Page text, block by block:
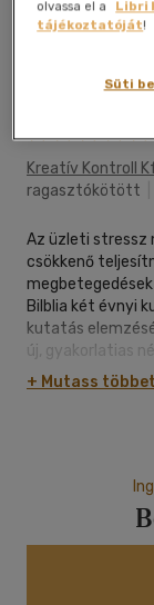
Kívánságlistához
Kreatív Kontroll
ragasztókötött
Az üzleti stressz
csökkenő
megbetegedések
Bilblia két évnyi
kutatás
új, gyakorlatias
üzleti stresszt és
könyv szerzője
Svájcban és
szakon végzett,
Nevéhez fűződik
gondolatait
társszerzőként
veled
+ Mutass többet
olvassa el a
Libri
tájékoztatóját!
Süti